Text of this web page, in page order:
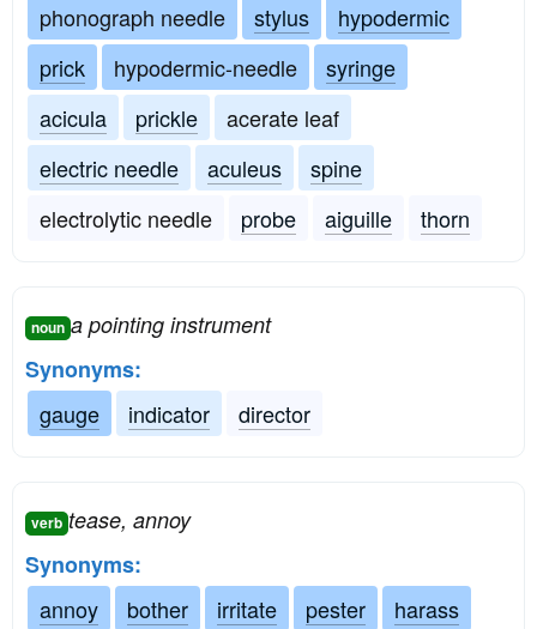
phonograph needle
stylus
hypodermic
prick
hypodermic-needle
syringe
acicula
prickle
acerate leaf
electric needle
aculeus
spine
electrolytic needle
probe aiguille thorn
noun a pointing instrument
Synonyms:
gauge
indicator director
verb tease, annoy
Synonyms:
annoy
bother irritate pester
harass